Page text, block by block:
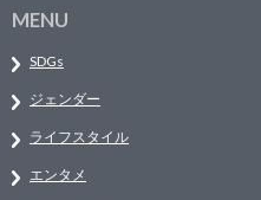
MENU
SDGs
ジェンダー
ライフスタイル
エンタメ